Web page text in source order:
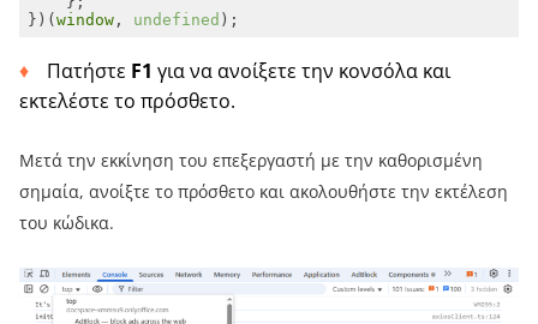
})( window, undefined );
Πατήστε F1 για να ανοίξετε την κονσόλα και
εκτελέστε το πρόσθετο.
Μετά την εκκίνηση του επεξεργαστή με την καθορισμένη
σημαία, ανοίξτε το πρόσθετο και ακολουθήστε την εκτέλεση
του κώδικα.